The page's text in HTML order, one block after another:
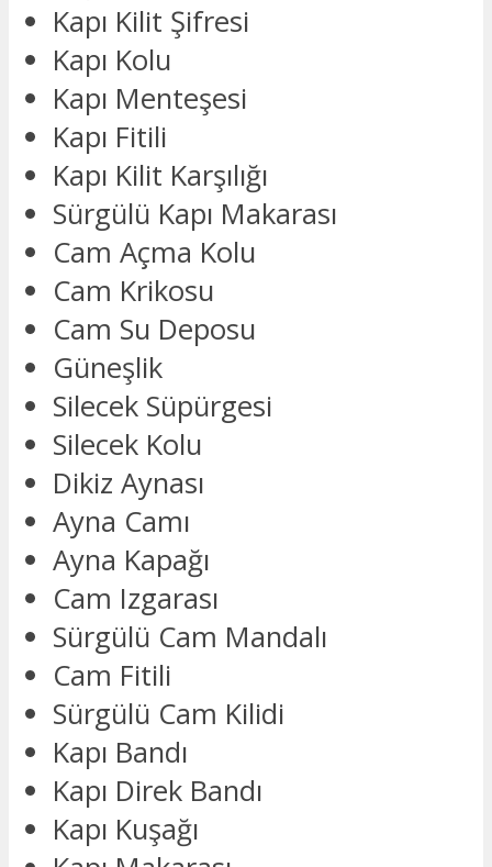
Kapı Kilit Şifresi
Kapı Kolu
Kapı Menteşesi
Kapı Fitili
Kapı Kilit Karşılığı
Sürgülü Kapı Makarası
Cam Açma Kolu
Cam Krikosu
Cam Su Deposu
Güneşlik
Silecek Süpürgesi
Silecek Kolu
Dikiz Aynası
Ayna Camı
Ayna Kapağı
Cam Izgarası
Sürgülü Cam Mandalı
Cam Fitili
Sürgülü Cam Kilidi
Kapı Bandı
Kapı Direk Bandı
Kapı Kuşağı